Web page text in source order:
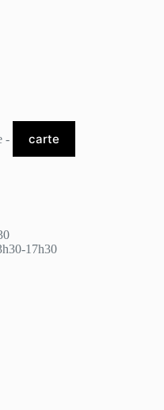
- carte
17h30